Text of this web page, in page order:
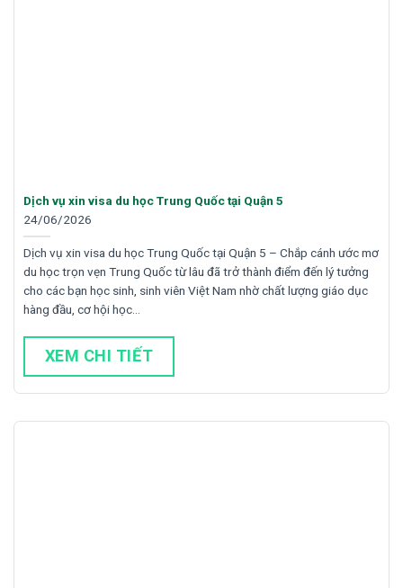
Dịch vụ xin visa du học Trung Quốc tại Quận 5
24/06/2026
Dịch vụ xin visa du học Trung Quốc tại Quận 5 – Chắp cánh ước mơ
du học trọn vẹn Trung Quốc từ lâu đã trở thành điểm đến lý tưởng
cho các bạn học sinh, sinh viên Việt Nam nhờ chất lượng giáo dục
hàng đầu, cơ hội học…
XEM CHI TIẾT